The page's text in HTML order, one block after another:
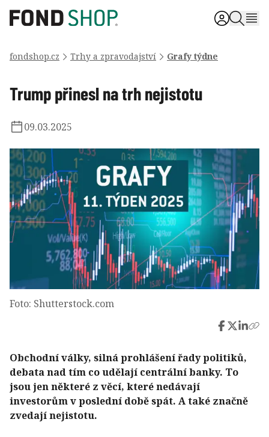
fondshop.cz Trhy a zpravodajství Grafy týdne
Trump přinesl na trh nejistotu
09.03.2025
Foto: Shutterstock.com
Obchodní války, silná prohlášení řady politiků,
debata nad tím co udělají centrální banky. To
jsou jen některé z věcí, které nedávají
investorům v poslední době spát. A také značně
zvedají nejistotu.